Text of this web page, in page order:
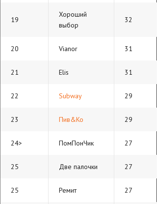
19
Хороший
выбор
32
20 Vianor 31
21 Elis 31
22 Subway 29
23 Пив&Ко 29
24> ПомПонЧик 27
25 Две палочки 27
25 Ремит 27